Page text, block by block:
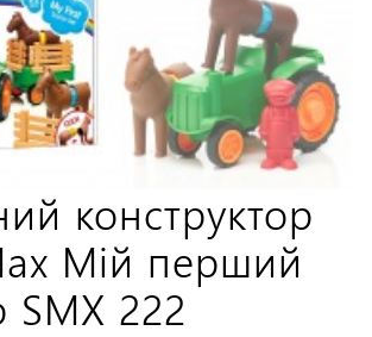
конструктор
Мій перший
SMX 222